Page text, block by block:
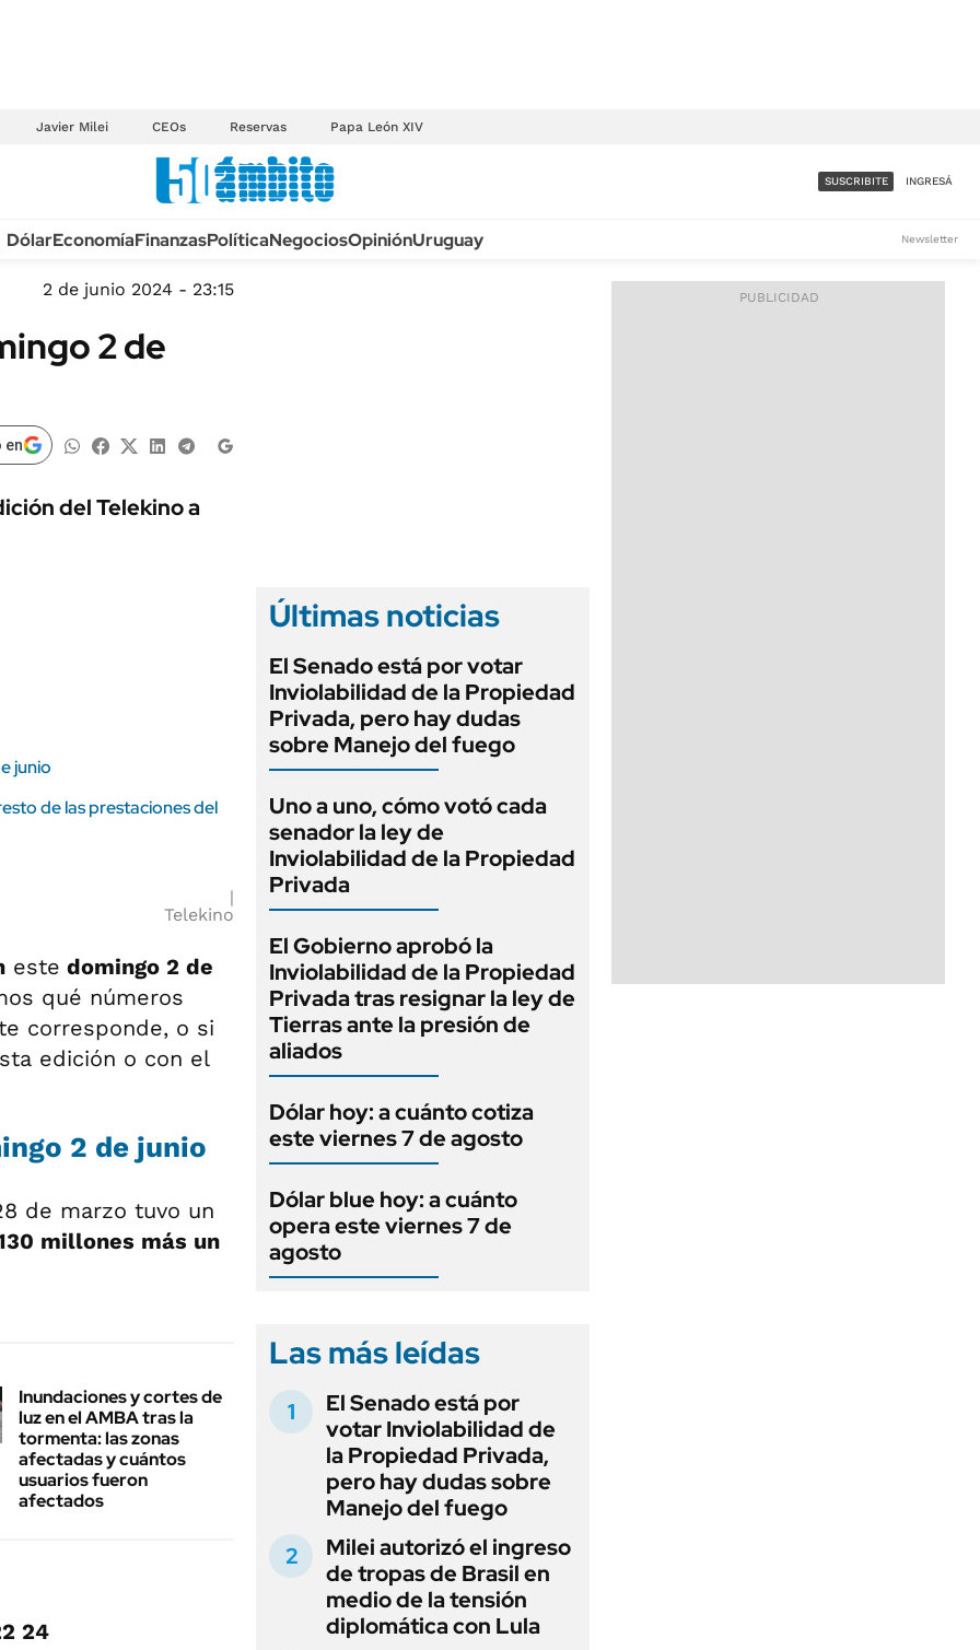
Javier Milei CEOs Reservas Papa León XIV
TECNOLOGÍA
MÉXICO
MUNDO
LIFESTYLE
ACCESO FULL - $1.800/MES
SUSCRIBITE INGRESÁ
DólarEconomíaFinanzasPolíticaNegociosOpiniónUruguay Newsletter
2 de junio 2024 - 23:15
2 de
en
del Telekino a
junio
de las prestaciones del
Telekino
este domingo 2 de
qué números
corresponde, o si
edición o con el
2 de junio
de marzo tuvo un
millones más un
Inundaciones y cortes de
luz en el AMBA tras la
tormenta: las zonas
afectadas y cuántos
usuarios fueron
afectados
24
Últimas noticias
El Senado está por votar
Inviolabilidad de la Propiedad
Privada, pero hay dudas
sobre Manejo del fuego
Uno a uno, cómo votó cada
senador la ley de
Inviolabilidad de la Propiedad
Privada
El Gobierno aprobó la
Inviolabilidad de la Propiedad
Privada tras resignar la ley de
Tierras ante la presión de
aliados
Dólar hoy: a cuánto cotiza
este viernes 7 de agosto
Dólar blue hoy: a cuánto
opera este viernes 7 de
agosto
Las más leídas
El Senado está por
votar Inviolabilidad de
la Propiedad Privada,
pero hay dudas sobre
Manejo del fuego
Milei autorizó el ingreso
de tropas de Brasil en
medio de la tensión
diplomática con Lula